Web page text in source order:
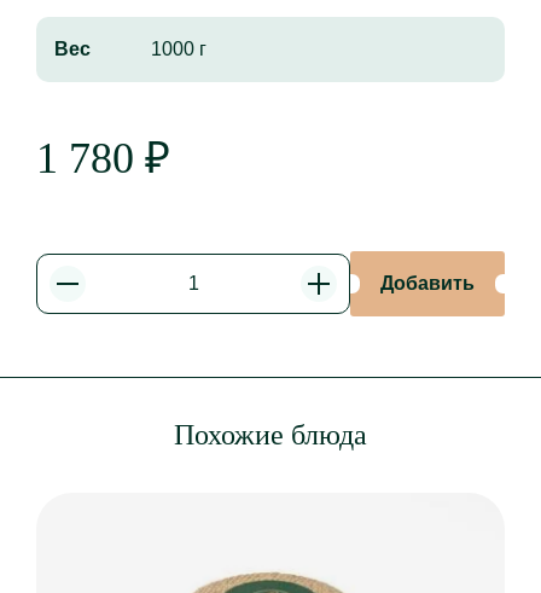
Вес 1000 г
1 780 ₽
Уменьшить Увеличить
Добавить
Похожие блюда